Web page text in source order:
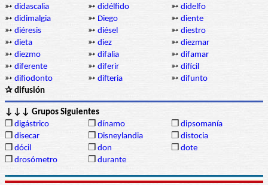
➳ didascalia ➳ didélfido ➳ didelfo
➳ didimalgia ➳ Diego ➳ diente
➳ diéresis ➳ diésel ➳ diestro
➳ dieta ➳ diez ➳ diezmar
➳ diezmo ➳ difalia ➳ difamar
➳ diferente ➳ diferir ➳ difícil
➳ difiodonto ➳ difteria ➳ difunto
✰ difusión
↓↓↓ Grupos Siguientes
❒ digástrico ❒ dínamo ❒ dipsomanía
❒ disecar ❒ Disneylandia ❒ distocia
❒ dócil ❒ don ❒ dote
❒ drosómetro ❒ durante